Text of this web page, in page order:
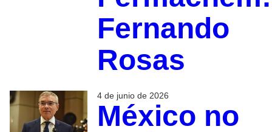
Fernando
Rosas
4 de junio de 2026
México no